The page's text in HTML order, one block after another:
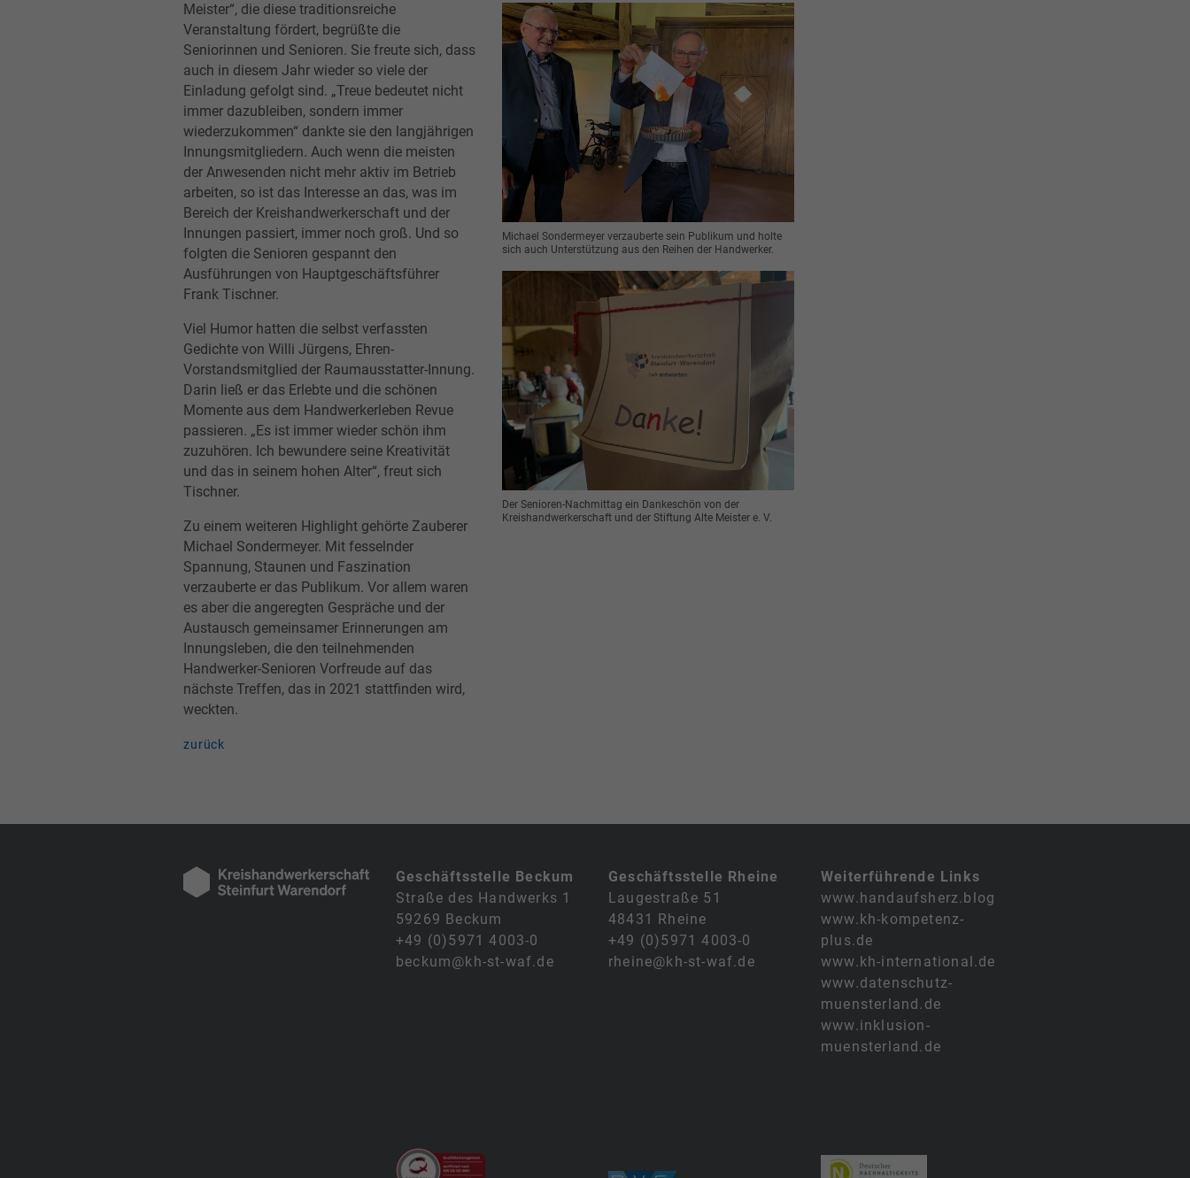
Meister“, die diese traditionsreiche
Veranstaltung fördert, begrüßte die
Seniorinnen und Senioren. Sie freute sich, dass
auch in diesem Jahr wieder so viele der
Einladung gefolgt sind. „Treue bedeutet nicht
immer dazubleiben, sondern immer
wiederzukommen“ dankte sie den langjährigen
Innungsmitgliedern. Auch wenn die meisten
der Anwesenden nicht mehr aktiv im Betrieb
arbeiten, so ist das Interesse an das, was im
Bereich der Kreishandwerkerschaft und der
Innungen passiert, immer noch groß. Und so
folgten die Senioren gespannt den
Ausführungen von Hauptgeschäftsführer
Frank Tischner.
Viel Humor hatten die selbst verfassten
Gedichte von Willi Jürgens, Ehren-
Vorstandsmitglied der Raumausstatter-Innung.
Darin ließ er das Erlebte und die schönen
Momente aus dem Handwerkerleben Revue
passieren. „Es ist immer wieder schön ihm
zuzuhören. Ich bewundere seine Kreativität
und das in seinem hohen Alter“, freut sich
Tischner.
Zu einem weiteren Highlight gehörte Zauberer
Michael Sondermeyer. Mit fesselnder
Spannung, Staunen und Faszination
verzauberte er das Publikum. Vor allem waren
es aber die angeregten Gespräche und der
Austausch gemeinsamer Erinnerungen am
Innungsleben, die den teilnehmenden
Handwerker-Senioren Vorfreude auf das
nächste Treffen, das in 2021 stattfinden wird,
weckten.
zurück
Michael Sondermeyer verzauberte sein Publikum und holte
sich auch Unterstützung aus den Reihen der Handwerker.
Der Senioren-Nachmittag ein Dankeschön von der
Kreishandwerkerschaft und der Stiftung Alte Meister e. V.
Geschäftsstelle Beckum
Straße des Handwerks 1
59269 Beckum
+49 (0)5971 4003-0
beckum@kh-st-waf.de
Geschäftsstelle Rheine
Laugestraße 51
48431 Rheine
+49 (0)5971 4003-0
rheine@kh-st-waf.de
Weiterführende Links
www.handaufsherz.blog
www.kh-kompetenz-
plus.de
www.kh-international.de
www.datenschutz-
muensterland.de
www.inklusion-
muensterland.de